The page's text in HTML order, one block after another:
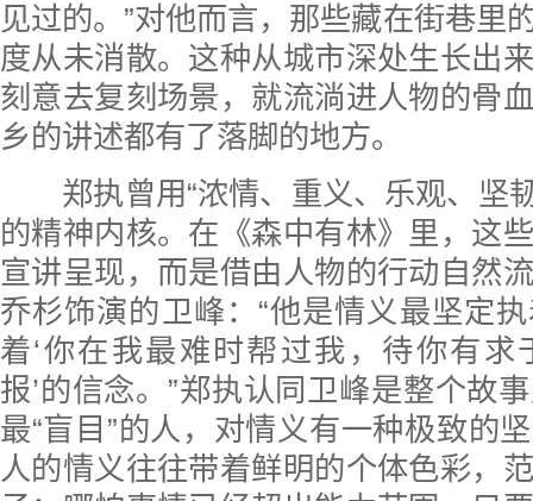
见过的。”对他而言，那些藏在街巷里
度从未消散。这种从城市深处生长出
刻意去复刻场景，就流淌进人物的骨
乡的讲述都有了落脚的地方。
郑执曾用“浓情、重义、乐观、坚
的精神内核。在《森中有林》里，这
宣讲呈现，而是借由人物的行动自然
乔杉饰演的卫峰：“他是情义最坚定
着‘你在我最难时帮过我，待你有求
报’的信念。”郑执认同卫峰是整个故
最“盲目”的人，对情义有一种极致的
人的情义往往带着鲜明的个体色彩，